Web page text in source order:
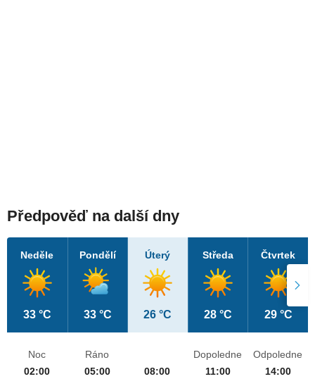
Předpověď na další dny
Neděle
33 °C
Pondělí
33 °C
Úterý
26 °C
Středa
28 °C
Čtvrtek
29 °C
Noc
02:00
Ráno
05:00
08:00
Dopoledne
11:00
Odpoledne
14:00